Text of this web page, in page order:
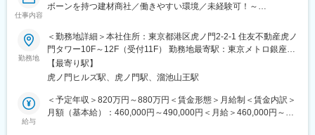
■働き方
平均勤続年数は16.9年、幅広い世代の方が在籍しています。
長く働きたい方にはオススメの環境です◎
■企業について：
ける独立系エンジニアリング会社。
。社員の平均勤続年数は16.5年。財務の健全性を示す自己資本比
仕事内容
ボーンを持つ建材商社／働きやすい環境／未経験可！～
当社にて、内部監査（業務監査）をお任せします。
■仕事内容
・内部監査業務（チェックリスト整備・事前整備・往査・報告書
作成）
・J-Sox対応内部統制
■入社後の流れ
勤務地
＜勤務地詳細＞本社住所：東京都港区虎ノ門2-2-1 住友不動産虎ノ
門タワー10F～12F（受付11F） 勤務地最寄駅：東京メトロ銀座線
／虎ノ門駅受動喫煙対策：屋内全面禁煙変更の範囲：会社の定め
る事業所
【最寄り駅】
虎ノ門ヒルズ駅、虎ノ門駅、溜池山王駅
給与
＜予定年収＞820万円～880万円＜賃金形態＞月給制＜賃金内訳＞
月額（基本給）：460,000円～490,000円＜月給＞460,000円～